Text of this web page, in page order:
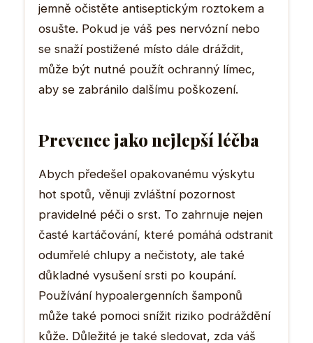
jemně očistěte antiseptickým roztokem a
osušte. Pokud je váš pes nervózní nebo
se snaží postižené místo dále dráždit,
může být nutné použít ochranný límec,
aby se zabránilo dalšímu poškození.
Prevence jako nejlepší léčba
Abych předešel opakovanému výskytu
hot spotů, věnuji zvláštní pozornost
pravidelné péči o srst. To zahrnuje nejen
časté kartáčování, které pomáhá odstranit
odumřelé chlupy a nečistoty, ale také
důkladné vysušení srsti po koupání.
Používání hypoalergenních šamponů
může také pomoci snížit riziko podráždění
kůže. Důležité je také sledovat, zda váš